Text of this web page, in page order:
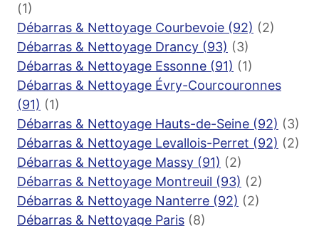
(1)
Débarras & Nettoyage Courbevoie (92) (2)
Débarras & Nettoyage Drancy (93) (3)
Débarras & Nettoyage Essonne (91) (1)
Débarras & Nettoyage Évry-Courcouronnes
(91) (1)
Débarras & Nettoyage Hauts-de-Seine (92) (3)
Débarras & Nettoyage Levallois-Perret (92) (2)
Débarras & Nettoyage Massy (91) (2)
Débarras & Nettoyage Montreuil (93) (2)
Débarras & Nettoyage Nanterre (92) (2)
Débarras & Nettoyage Paris (8)